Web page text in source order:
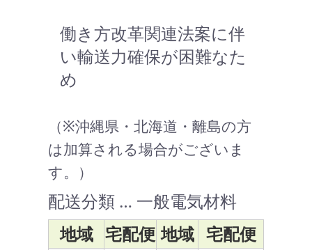
働き方改革関連法案に伴
い輸送力確保が困難なた
め
（※沖縄県・北海道・離島の方
は加算される場合がございま
す。）
配送分類 … 一般電気材料
地域 宅配便 地域 宅配便